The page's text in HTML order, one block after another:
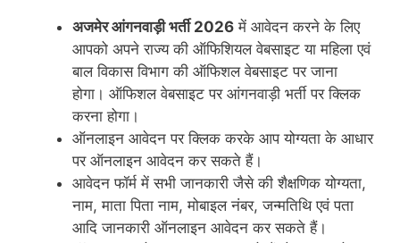
अजमेरआंगनवाड़ी भर्ती 2026 में आवेदन करने के लिए
आपको अपने राज्य की ऑफिशियल वेबसाइट या महिला एवं
बाल विकास विभाग की ऑफिशल वेबसाइट पर जाना
होगा। ऑफिशल वेबसाइट पर आंगनवाड़ी भर्ती पर क्लिक
करना होगा।
ऑनलाइन आवेदन पर क्लिक करके आप योग्यता के आधार
पर ऑनलाइन आवेदन कर सकते हैं।
आवेदन फॉर्म में सभी जानकारी जैसे की शैक्षणिक योग्यता,
नाम, माता पिता नाम, मोबाइल नंबर, जन्मतिथि एवं पता
आदि जानकारी ऑनलाइन आवेदन कर सकते हैं।